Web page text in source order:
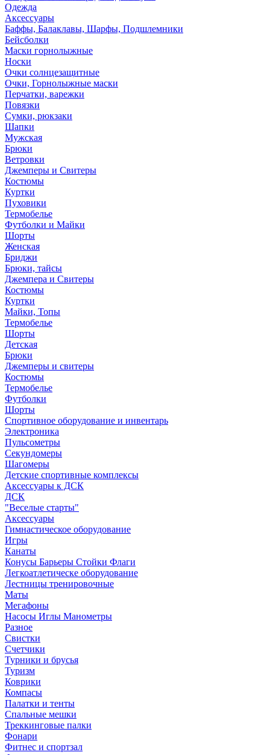
Одежда
Аксессуары
Баффы, Балаклавы, Шарфы, Подшлемники
Бейсболки
Маски горнолыжные
Носки
Очки солнцезащитные
Очки, Горнолыжные маски
Перчатки, варежки
Повязки
Сумки, рюкзаки
Шапки
Мужская
Брюки
Ветровки
Джемперы и Свитеры
Костюмы
Куртки
Пуховики
Термобелье
Футболки и Майки
Шорты
Женская
Бриджи
Брюки, тайсы
Джемпера и Свитеры
Костюмы
Куртки
Майки, Топы
Термобелье
Шорты
Детская
Брюки
Джемперы и свитеры
Костюмы
Термобелье
Футболки
Шорты
Спортивное оборудование и инвентарь
Электроника
Пульсометры
Секундомеры
Шагомеры
Детские спортивные комплексы
Аксессуары к ДСК
ДСК
"Веселые старты"
Аксессуары
Гимнастическое оборудование
Игры
Канаты
Конусы Барьеры Стойки Флаги
Легкоатлетическе оборудование
Лестницы тренировочные
Маты
Мегафоны
Насосы Иглы Манометры
Разное
Свистки
Счетчики
Турники и брусья
Туризм
Коврики
Компасы
Палатки и тенты
Спальные мешки
Треккинговые палки
Фонари
Фитнес и спортзал